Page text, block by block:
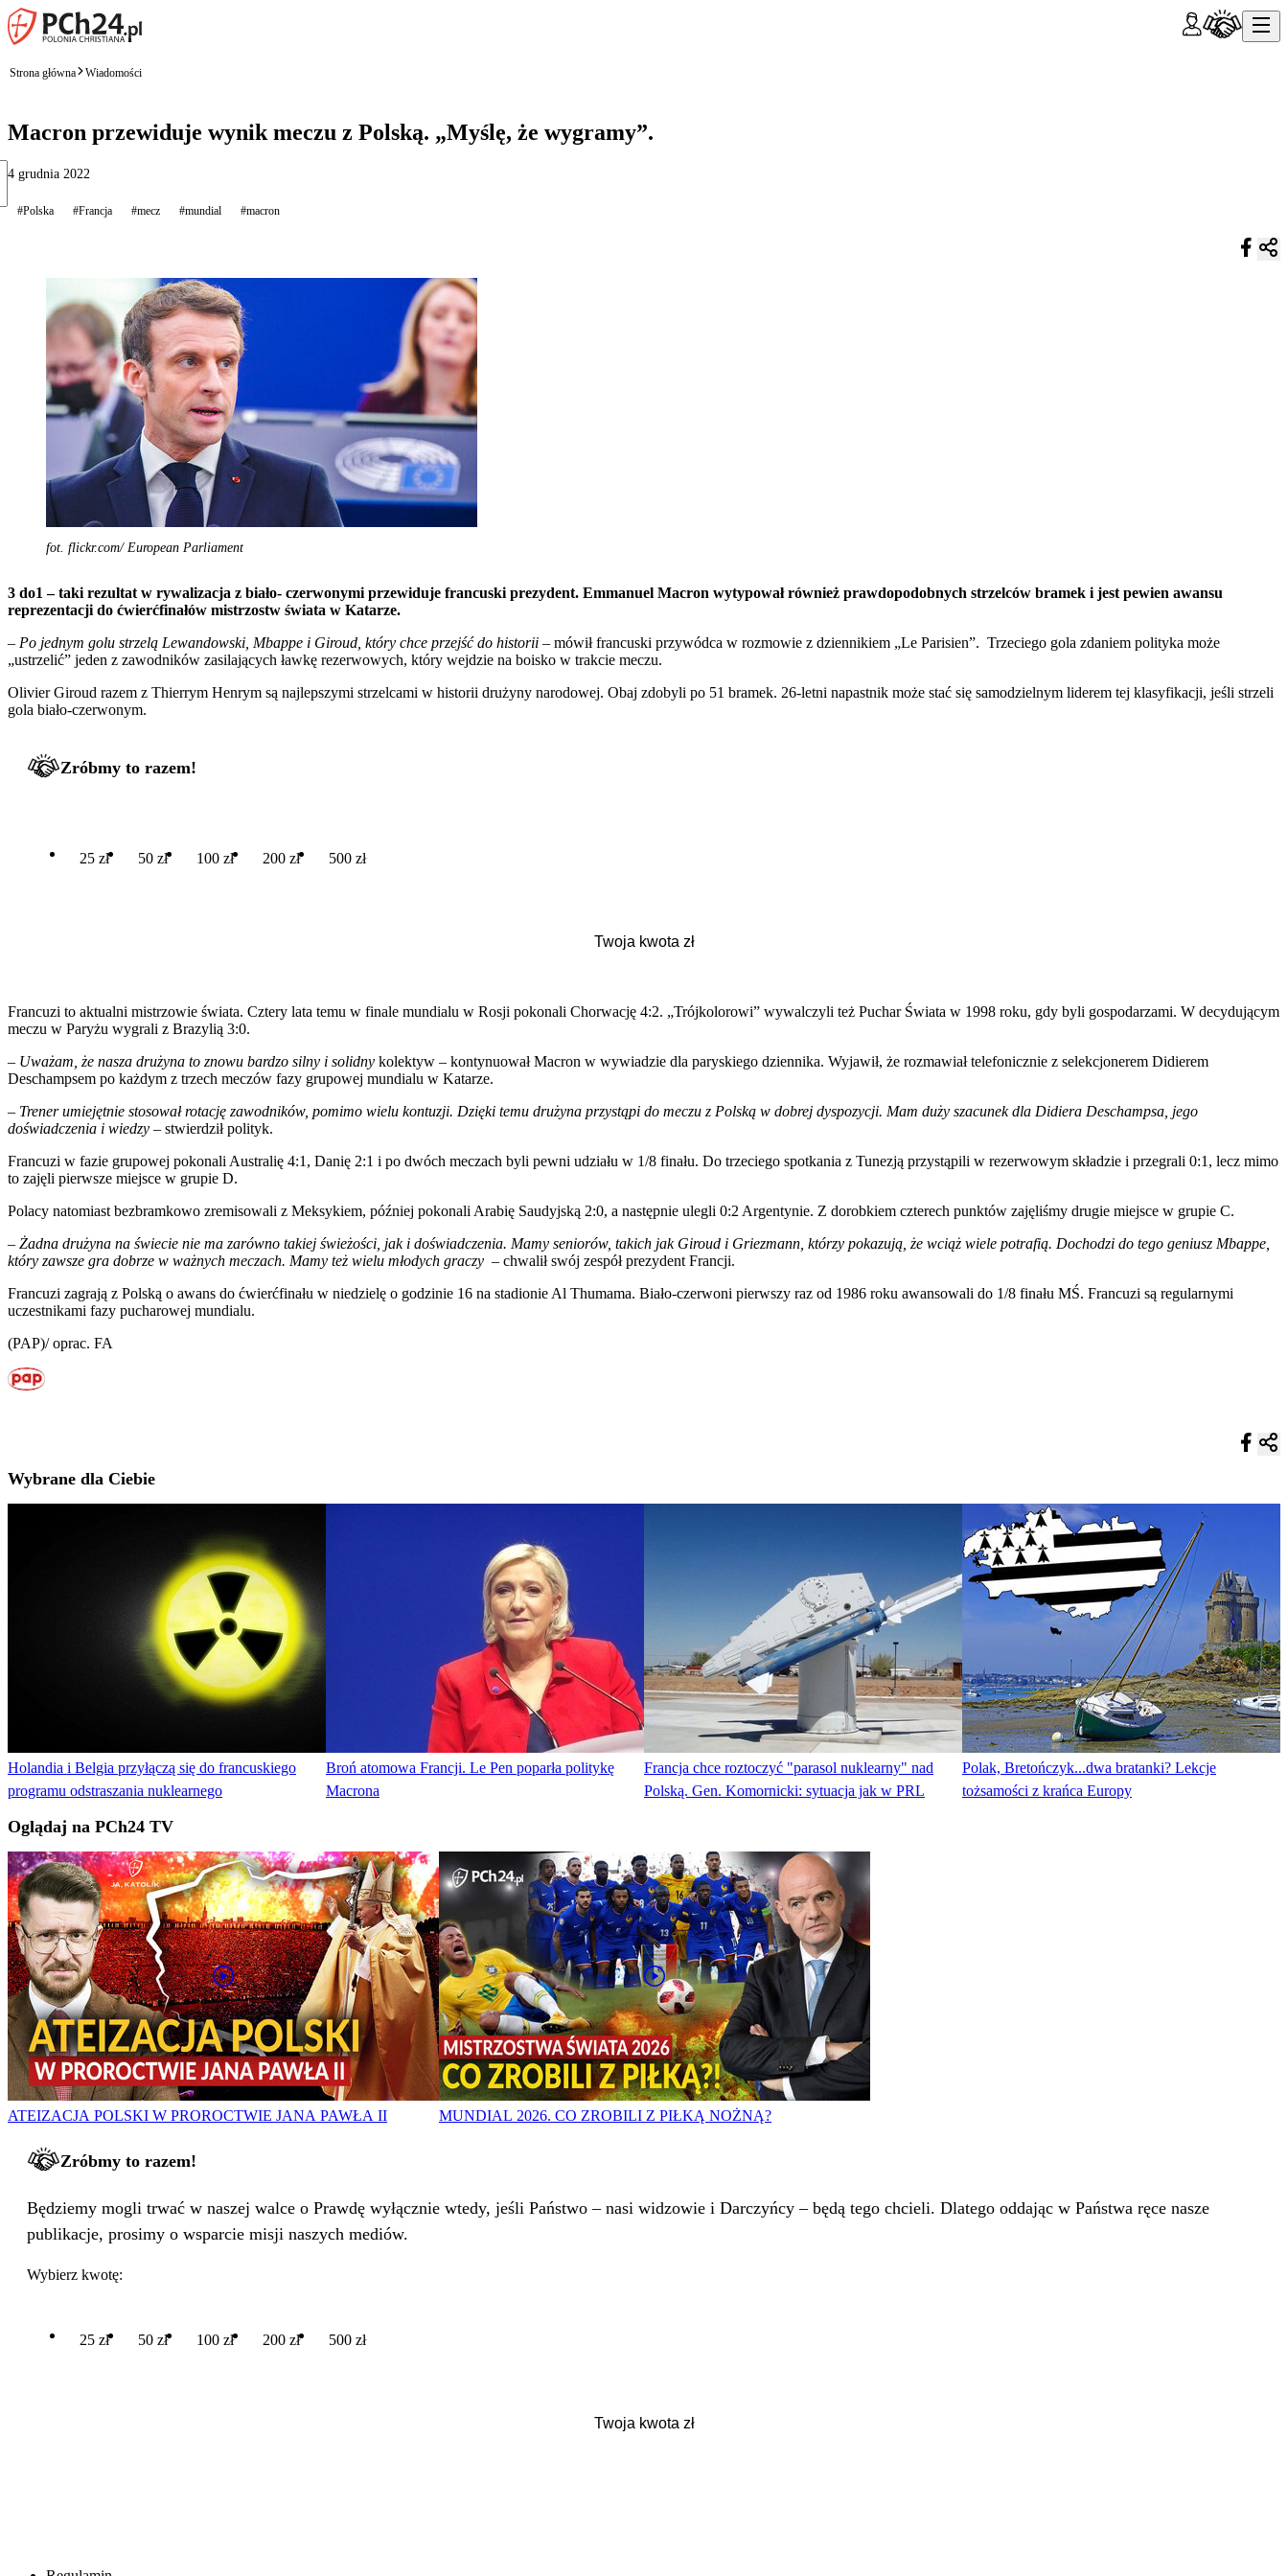
Strona główna Wiadomości
Macron przewiduje wynik meczu z Polską. „Myślę, że wygramy”.
4 grudnia 2022
#Polska #Francja #mecz #mundial #macron
fot. flickr.com/ European Parliament
3 do1 – taki rezultat w rywalizacja z biało- czerwonymi przewiduje francuski prezydent. Emmanuel Macron wytypował również prawdopodobnych strzelców bramek i jest pewien awansu
reprezentacji do ćwierćfinałów mistrzostw świata w Katarze.
– Po jednym golu strzelą Lewandowski, Mbappe i Giroud, który chce przejść do historii – mówił francuski przywódca w rozmowie z dziennikiem „Le Parisien”. Trzeciego gola zdaniem polityka może
„ustrzelić” jeden z zawodników zasilających ławkę rezerwowych, który wejdzie na boisko w trakcie meczu.
Olivier Giroud razem z Thierrym Henrym są najlepszymi strzelcami w historii drużyny narodowej. Obaj zdobyli po 51 bramek. 26-letni napastnik może stać się samodzielnym liderem tej klasyfikacji, jeśli strzeli
gola biało-czerwonym.
Zróbmy to razem!
25 zł 50 zł 100 zł 200 zł 500 zł
Francuzi to aktualni mistrzowie świata. Cztery lata temu w finale mundialu w Rosji pokonali Chorwację 4:2. „Trójkolorowi” wywalczyli też Puchar Świata w 1998 roku, gdy byli gospodarzami. W decydującym
meczu w Paryżu wygrali z Brazylią 3:0.
– Uważam, że nasza drużyna to znowu bardzo silny i solidny kolektyw – kontynuował Macron w wywiadzie dla paryskiego dziennika. Wyjawił, że rozmawiał telefonicznie z selekcjonerem Didierem
Deschampsem po każdym z trzech meczów fazy grupowej mundialu w Katarze.
– Trener umiejętnie stosował rotację zawodników, pomimo wielu kontuzji. Dzięki temu drużyna przystąpi do meczu z Polską w dobrej dyspozycji. Mam duży szacunek dla Didiera Deschampsa, jego
doświadczenia i wiedzy – stwierdził polityk.
Francuzi w fazie grupowej pokonali Australię 4:1, Danię 2:1 i po dwóch meczach byli pewni udziału w 1/8 finału. Do trzeciego spotkania z Tunezją przystąpili w rezerwowym składzie i przegrali 0:1, lecz mimo
to zajęli pierwsze miejsce w grupie D.
Polacy natomiast bezbramkowo zremisowali z Meksykiem, później pokonali Arabię Saudyjską 2:0, a następnie ulegli 0:2 Argentynie. Z dorobkiem czterech punktów zajęliśmy drugie miejsce w grupie C.
– Żadna drużyna na świecie nie ma zarówno takiej świeżości, jak i doświadczenia. Mamy seniorów, takich jak Giroud i Griezmann, którzy pokazują, że wciąż wiele potrafią. Dochodzi do tego geniusz Mbappe,
który zawsze gra dobrze w ważnych meczach. Mamy też wielu młodych graczy – chwalił swój zespół prezydent Francji.
Francuzi zagrają z Polską o awans do ćwierćfinału w niedzielę o godzinie 16 na stadionie Al Thumama. Biało-czerwoni pierwszy raz od 1986 roku awansowali do 1/8 finału MŚ. Francuzi są regularnymi
uczestnikami fazy pucharowej mundialu.
(PAP)/ oprac. FA
Wybrane dla Ciebie
Holandia i Belgia przyłączą się do francuskiego
programu odstraszania nuklearnego
Broń atomowa Francji. Le Pen poparła politykę
Macrona
Francja chce roztoczyć "parasol nuklearny" nad
Polską. Gen. Komornicki: sytuacja jak w PRL
Polak, Bretończyk...dwa bratanki? Lekcje
tożsamości z krańca Europy
Oglądaj na PCh24 TV
ATEIZACJA POLSKI W PROROCTWIE JANA PAWŁA II MUNDIAL 2026. CO ZROBILI Z PIŁKĄ NOŻNĄ?
Zróbmy to razem!
Będziemy mogli trwać w naszej walce o Prawdę wyłącznie wtedy, jeśli Państwo – nasi widzowie i Darczyńcy – będą tego chcieli. Dlatego oddając w Państwa ręce nasze
publikacje, prosimy o wsparcie misji naszych mediów.
Wybierz kwotę:
25 zł 50 zł 100 zł 200 zł 500 zł